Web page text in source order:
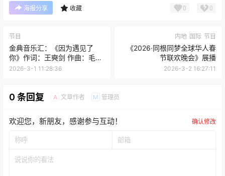
海报分享 收藏 0 0
节目
金典音乐汇：《因为遇见了
你》作词：王奭剑 作曲：毛世
华 演唱：梁鸣珈
2026-3-1 11:28:36
内地 国际 节目
《2026·同根同梦全球华人春
节联欢晚会》展播
2026-3-2 16:27:11
0 条回复 A 文章作者 M 管理员
欢迎您，新朋友，感谢参与互动！ 确认修改